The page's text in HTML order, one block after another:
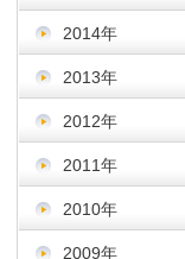
2014年
2013年
2012年
2011年
2010年
2009年